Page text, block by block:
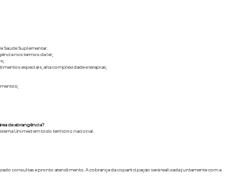
Saúde Suplementar.
nos termos da lei;
especiais, alta complexidade e terapias;
de abrangência?
Unimed em todo território nacional.
consultas e pronto atendimento. A cobrança da coparticipação será realizada juntamente com a